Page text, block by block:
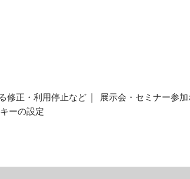
修正・利用停止など
展示会・セミナー参
ーの設定